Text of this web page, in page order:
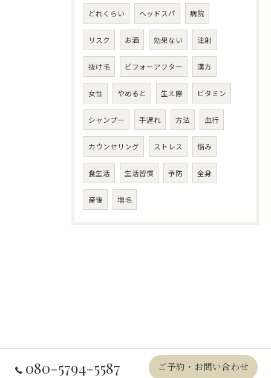
どれくらい ヘッドスパ 病院
リスク お酒 効果ない 注射
抜け毛 ビフォーアフター 漢方
女性 やめると 生え際 ビタミン
シャンプー 手遅れ 方法 血行
カウンセリング ストレス 悩み
食生活 生活習慣 予防 全身
産後 増毛
080-5794-5587 ご予約・お問い合わせ